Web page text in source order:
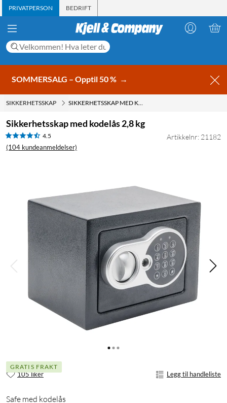
PRIVATPERSON BEDRIFT
SOMMERSALG – Opptil 50 % →
SIKKERHETSSKAP SIKKERHETSSKAP MED KODELÅS 2,8 KG
Sikkerhetsskap med kodelås 2,8 kg
4.5
(104 kundeanmeldelser)
Artikkelnr: 21182
GRATIS FRAKT
105 liker Legg til handleliste
Safe med kodelås